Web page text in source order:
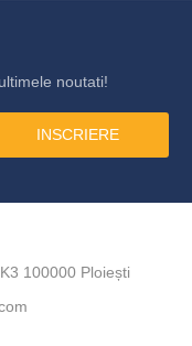
noutati!
INSCRIERE
100000 Ploiești